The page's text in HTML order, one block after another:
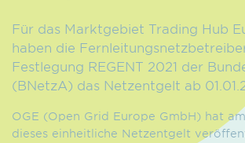
Für das Marktgebiet Trading Hub
haben die
Festlegung REGENT 2021 der
(BNetzA) das Netzentgelt ab
OGE (Open Grid Europe GmbH) hat
dieses einheitliche Netzentgelt